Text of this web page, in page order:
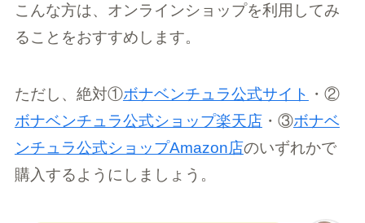
こんな方は、オンラインショップを利用してみ
ることをおすすめします。
ただし、絶対①ボナベンチュラ公式サイト ・②
ボナベンチュラ公式ショップ楽天店・③ボナベ
ンチュラ公式ショップAmazon店のいずれかで
購入するようにしましょう。